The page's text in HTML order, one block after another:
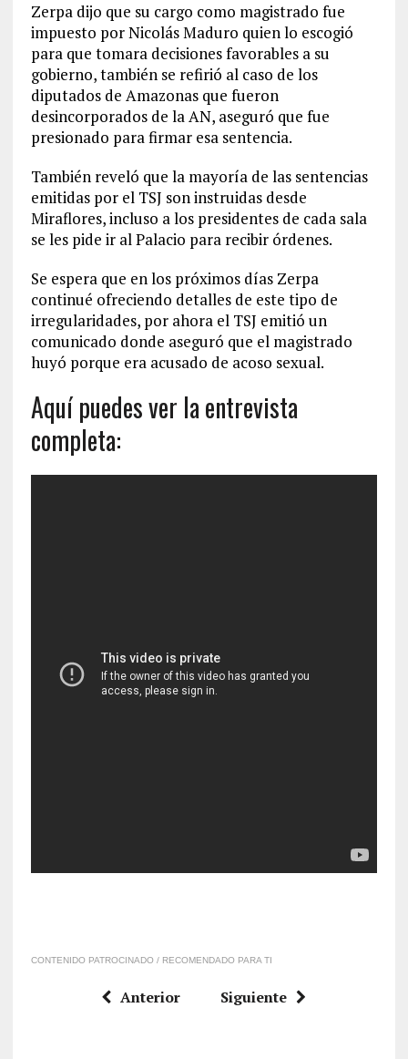
Zerpa dijo que su cargo como magistrado fue
impuesto por Nicolás Maduro quien lo escogió
para que tomara decisiones favorables a su
gobierno, también se refirió al caso de los
diputados de Amazonas que fueron
desincorporados de la AN, aseguró que fue
presionado para firmar esa sentencia.
También reveló que la mayoría de las sentencias
emitidas por el TSJ son instruidas desde
Miraflores, incluso a los presidentes de cada sala
se les pide ir al Palacio para recibir órdenes.
Se espera que en los próximos días Zerpa
continué ofreciendo detalles de este tipo de
irregularidades, por ahora el TSJ emitió un
comunicado donde aseguró que el magistrado
huyó porque era acusado de acoso sexual.
Aquí puedes ver la entrevista
completa:
CONTENIDO PATROCINADO / RECOMENDADO PARA TI
Anterior Siguiente